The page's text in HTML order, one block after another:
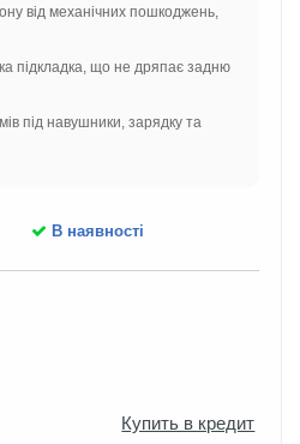
від механічних пошкоджень,
підкладка, що не дряпає задню
під навушники, зарядку та
В наявності
Купить в кредит